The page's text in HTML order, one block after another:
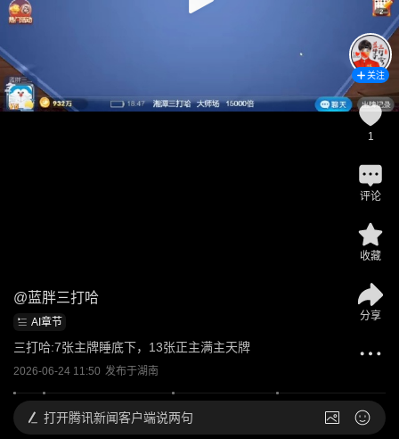
@蓝胖三打哈
AI章节
三打哈:7张主牌睡底下，13张正主满主天牌
2026-06-24 11:50 发布于湖南
关注
1
评论
收藏
分享
打开腾讯新闻客户端说两句